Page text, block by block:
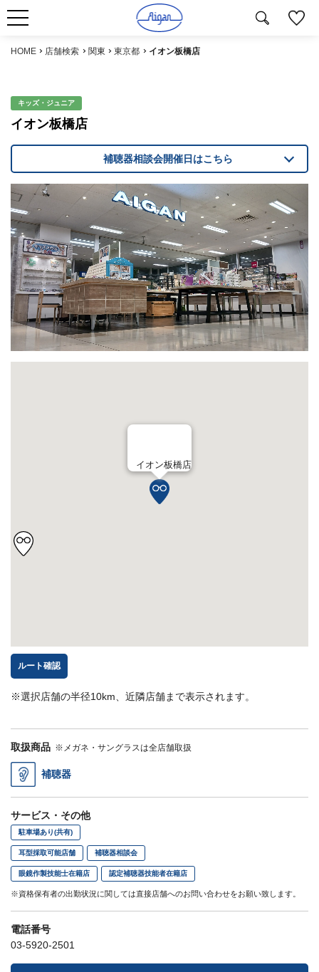
HOME 店舗検索 関東 東京都 イオン板橋店
キッズ・ジュニア
イオン板橋店
取扱商品 ※メガネ・サングラスは全店舗取扱
補聴器
サービス・その他
駐車場あり(共有)
耳型採取可能店舗 補聴器相談会
眼鏡作製技能士在籍店 認定補聴器技能者在籍店
※資格保有者の出勤状況に関しては直接店舗へのお問い合わせをお願い致します。
電話番号
03-5920-2501
補聴器相談会開催日はこちら
イオン板橋店
ルート確認
※選択店舗の半径10km、近隣店舗まで表示されます。